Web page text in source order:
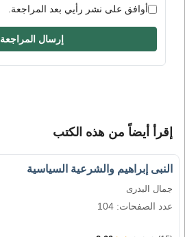
أوافق على نشر رأيي بعد المراجعة.
إرسال المراجعة
إقرأ أيضاً من هذه الكتب
النبى إبراهيم والشرعية السياسية
جمال البدرى
عدد الصفحات: 104